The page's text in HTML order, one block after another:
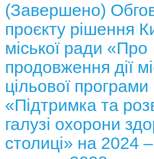
(Завершено)
проєкту рішення
міської ради «Про
продовження дії
цільової програми
«Підтримка та
галузі охорони
столиці» на 2024